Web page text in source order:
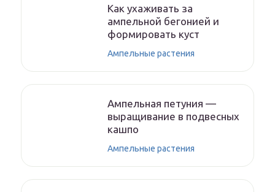
Как ухаживать за
ампельной бегонией и
формировать куст
Ампельные растения
Ампельная петуния —
выращивание в подвесных
кашпо
Ампельные растения